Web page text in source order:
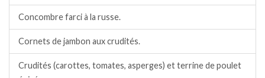
Concombre farci à la russe.
Cornets de jambon aux crudités.
Crudités (carottes, tomates, asperges) et terrine de poulet